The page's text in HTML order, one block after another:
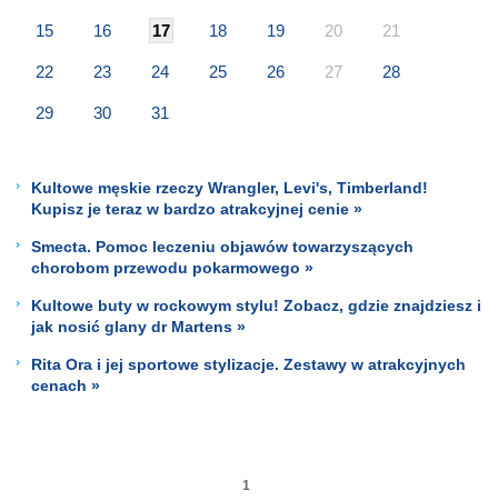
15 16 17 18 19 20 21
22 23 24 25 26 27 28
29 30 31
Kultowe męskie rzeczy Wrangler, Levi's, Timberland!
Kupisz je teraz w bardzo atrakcyjnej cenie »
Smecta. Pomoc leczeniu objawów towarzyszących
chorobom przewodu pokarmowego »
Kultowe buty w rockowym stylu! Zobacz, gdzie znajdziesz i
jak nosić glany dr Martens »
Rita Ora i jej sportowe stylizacje. Zestawy w atrakcyjnych
cenach »
1